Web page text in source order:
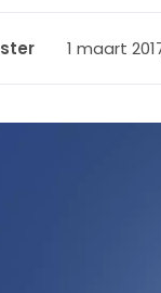
1 maart